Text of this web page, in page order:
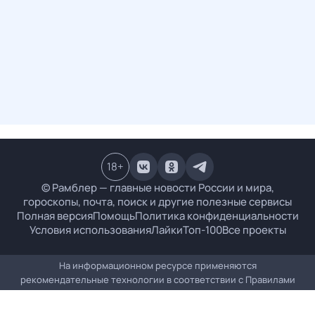
© Рамблер — главные новости России и мира,
гороскопы, почта, поиск и другие полезные сервисы
Полная версияПомощьПолитика конфиденциальности
Условия использованияЛайкиТоп-100Все проекты
18+
На информационном ресурсе применяются
рекомендательные технологии в соответствии с Правилами